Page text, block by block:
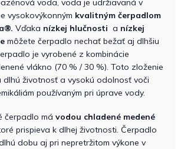
vysokovýkonným kvalitným čerpadlom
Vďaka nízkej hlučnosti a nízkej
môžete čerpadlo nechať bežať aj dlhšiu
je vyrobené z kombinácie
vlákno (70 % / 30 %). Toto zloženie
životnosť a vysokú odolnosť voči
používaným pri úprave vody.
čerpadlo má vodou chladené medené
prispieva k dlhej životnosti. Čerpadlo
dobu aj pri nepretržitom výkone v